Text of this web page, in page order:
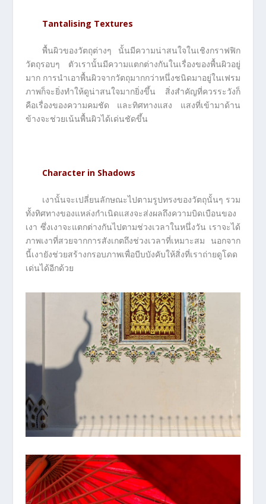
Tantalising Textures
พื้นผิวของวัตถุต่างๆ นั้นมีความน่าสนใจในเชิงกราฟฟิก
วัตถุรอบๆ ตัวเรานั้นมีความแตกต่างกันในเรื่องของพื้นผิวอยู่
มาก การนำเอาพื้นผิวจากวัตถุมากกว่าหนึ่งชนิดมาอยู่ในเฟรม
ภาพก็จะยิ่งทำให้ดูน่าสนใจมากยิ่งขึ้น สิ่งสำคัญที่ควรระวังก็
คือเรื่องของความคมชัด และทิศทางแสง แสงที่เข้ามาด้าน
ข้างจะช่วยเน้นพื้นผิวได้เด่นชัดขึ้น
Character in Shadows
เงานั้นจะเปลี่ยนลักษณะไปตามรูปทรงของวัตถุนั้นๆ รวม
ทั้งทิศทางของแหล่งกำเนิดแสงจะส่งผลถึงความบิดเบือนของ
เงา ซึ่งเงาจะแตกต่างกันไปตามช่วงเวลาในหนึ่งวัน เราจะได้
ภาพเงาที่สวยจากการสังเกตถึงช่วงเวลาที่เหมาะสม นอกจาก
นี้เงายังช่วยสร้างกรอบภาพเพื่อบีบบังคับให้สิ่งที่เราถ่ายดูโดด
เด่นได้อีกด้วย